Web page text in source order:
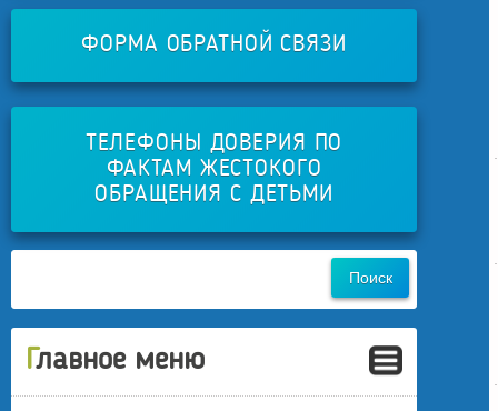
ФОРМА ОБРАТНОЙ СВЯЗИ
ТЕЛЕФОНЫ ДОВЕРИЯ ПО
ФАКТАМ ЖЕСТОКОГО
ОБРАЩЕНИЯ С ДЕТЬМИ
Главное меню